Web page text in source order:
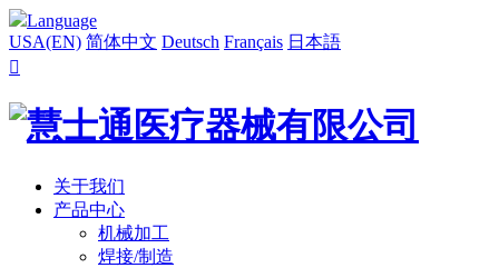
Language
USA(EN) 简体中文 Deutsch Français 日本語

关于我们
产品中心
机械加工
焊接/制造